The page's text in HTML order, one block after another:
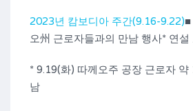
2023년 캄보디아 주간(9.16-9.22)■
오州 근로자들과의 만남 행사* 연설
* 9.19(화) 따께오주 공장 근로자
남